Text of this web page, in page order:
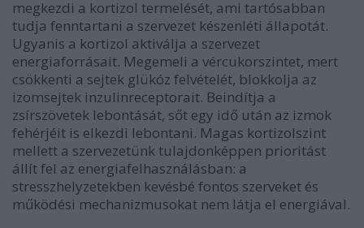
megkezdi a kortizol termelését, ami tartósabban
tudja fenntartani a szervezet készenléti állapotát.
Ugyanis a kortizol aktiválja a szervezet
energiaforrásait. Megemeli a vércukorszintet, mert
csökkenti a sejtek glükóz felvételét, blokkolja az
izomsejtek inzulinreceptorait. Beindítja a
zsírszövetek lebontását, sőt egy idő után az izmok
fehérjéit is elkezdi lebontani. Magas kortizolszint
mellett a szervezetünk tulajdonképpen prioritást
állít fel az energiafelhasználásban: a
stresszhelyzetekben kevésbé fontos szerveket és
működési mechanizmusokat nem látja el energiával.